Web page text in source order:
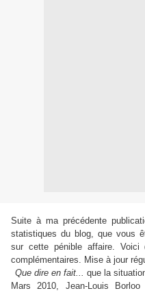
Suite à ma précédente
statistiques du blog, que vous
sur cette pénible affaire. Voici
complémentaires. Mise à jour
Que dire en fait... que la
Mars 2010, Jean-Louis